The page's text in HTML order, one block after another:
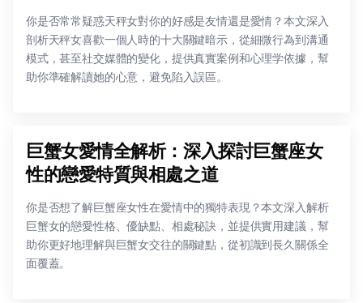
你是否常常疑惑天秤女對你的好感是友情還是愛情？本文深入
剖析天秤女喜歡一個人時的十大關鍵暗示，從細微行為到溝通
模式，甚至社交媒體的變化，提供真實案例和心理学依據，幫
助你準確解讀她的心意，避免陷入誤區。
巨蟹女愛情全解析：深入探討巨蟹座女
性的戀愛特質與相處之道
你是否想了解巨蟹座女性在愛情中的獨特表現？本文深入解析
巨蟹女的戀愛性格、優缺點、相處秘訣，並提供實用建議，幫
助你更好地理解與巨蟹女交往的關鍵點，從初識到長久關係全
面覆蓋。